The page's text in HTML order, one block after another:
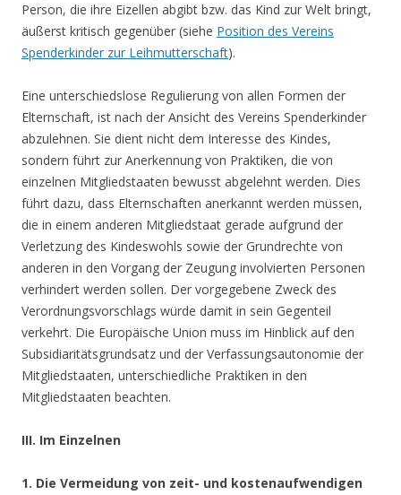
Person, die ihre Eizellen abgibt bzw. das Kind zur Welt bringt,
äußerst kritisch gegenüber (siehe Position des Vereins
Spenderkinder zur Leihmutterschaft).
Eine unterschiedslose Regulierung von allen Formen der
Elternschaft, ist nach der Ansicht des Vereins Spenderkinder
abzulehnen. Sie dient nicht dem Interesse des Kindes,
sondern führt zur Anerkennung von Praktiken, die von
einzelnen Mitgliedstaaten bewusst abgelehnt werden. Dies
führt dazu, dass Elternschaften anerkannt werden müssen,
die in einem anderen Mitgliedstaat gerade aufgrund der
Verletzung des Kindeswohls sowie der Grundrechte von
anderen in den Vorgang der Zeugung involvierten Personen
verhindert werden sollen. Der vorgegebene Zweck des
Verordnungsvorschlags würde damit in sein Gegenteil
verkehrt. Die Europäische Union muss im Hinblick auf den
Subsidiaritätsgrundsatz und der Verfassungsautonomie der
Mitgliedstaaten, unterschiedliche Praktiken in den
Mitgliedstaaten beachten.
III. Im Einzelnen
1. Die Vermeidung von zeit- und kostenaufwendigen